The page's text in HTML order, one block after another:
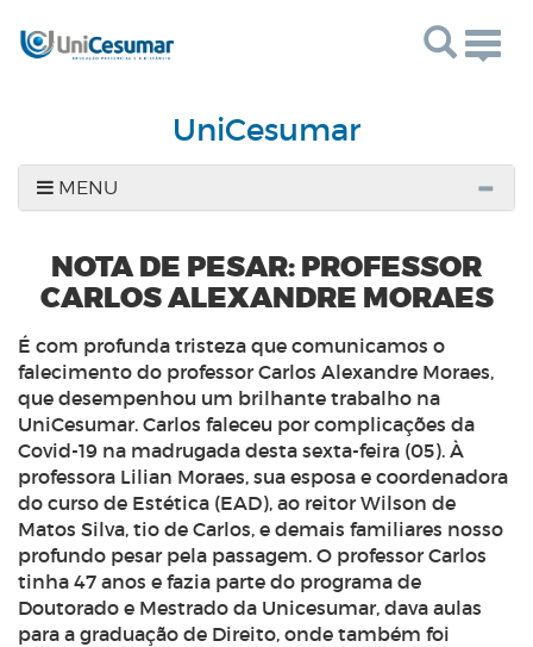
UniCesumar
MENU
NOTA DE PESAR: PROFESSOR
CARLOS ALEXANDRE MORAES
É com profunda tristeza que comunicamos o
falecimento do professor Carlos Alexandre Moraes,
que desempenhou um brilhante trabalho na
UniCesumar. Carlos faleceu por complicações da
Covid-19 na madrugada desta sexta-feira (05). À
professora Lilian Moraes, sua esposa e coordenadora
do curso de Estética (EAD), ao reitor Wilson de
Matos Silva, tio de Carlos, e demais familiares nosso
profundo pesar pela passagem. O professor Carlos
tinha 47 anos e fazia parte do programa de
Doutorado e Mestrado da Unicesumar, dava aulas
para a graduação de Direito, onde também foi